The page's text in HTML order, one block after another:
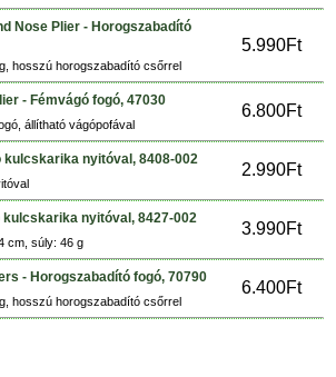
Nose Plier - Horogszabadító
5.990Ft
hosszú horogszabadító csőrrel
- Fémvágó fogó, 47030
6.800Ft
állítható vágópofával
kulcskarika nyitóval, 8408-002
2.990Ft
kulcskarika nyitóval, 8427-002
3.990Ft
cm, súly: 46 g
- Horogszabadító fogó, 70790
6.400Ft
hosszú horogszabadító csőrrel